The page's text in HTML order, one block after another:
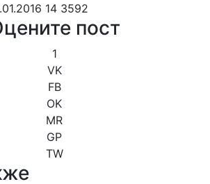
14 3592
пост
1
VK
FB
OK
MR
GP
TW